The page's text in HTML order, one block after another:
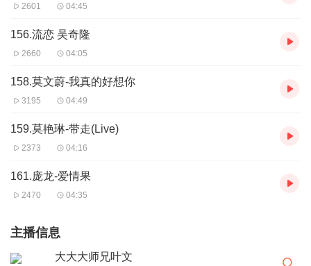
2601 04:45
156.流恋 吴奇隆
2660 04:05
158.莫文蔚-我真的好想你
3195 04:49
159.莫艳琳-带走(Live)
2373 04:16
161.庞龙-爱情果
2470 04:35
主播信息
大大大师兄叶文